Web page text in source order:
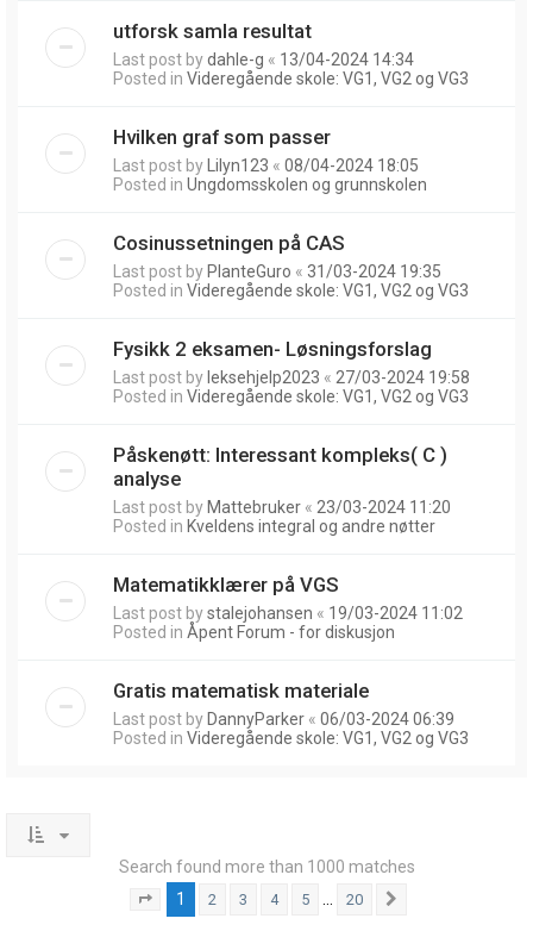
utforsk samla resultat
Last post bydahle-g « 13/04-2024 14:34
Posted in Videregående skole: VG1, VG2 og VG3
Hvilken graf som passer
Last post by Lilyn123 « 08/04-2024 18:05
Posted in Ungdomsskolen og grunnskolen
Cosinussetningen på CAS
Last post by PlanteGuro « 31/03-2024 19:35
Posted in Videregående skole: VG1, VG2 og VG3
Fysikk 2 eksamen- Løsningsforslag
Last post by leksehjelp2023 « 27/03-2024 19:58
Posted in Videregående skole: VG1, VG2 og VG3
Påskenøtt: Interessant kompleks( C )
analyse
Last post by Mattebruker « 23/03-2024 11:20
Posted in Kveldens integral og andre nøtter
Matematikklærer på VGS
Last post bystalejohansen « 19/03-2024 11:02
Posted in Åpent Forum - for diskusjon
Gratis matematisk materiale
Last post by DannyParker « 06/03-2024 06:39
Posted in Videregående skole: VG1, VG2 og VG3
Search found more than 1000 matches
Page of 20
1 2 3 4 5 20